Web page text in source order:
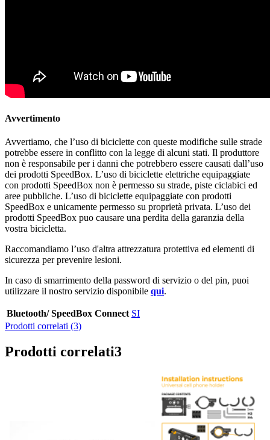
Avvertimento
Avvertiamo, che l’uso di biciclette con queste modifiche sulle strade
potrebbe essere in conflitto con la legge di alcuni stati. Il produttore
non è responsabile per i danni che potrebbero essere causati dall’uso
dei prodotti SpeedBox. L’uso di biciclette elettriche equipaggiate
con prodotti SpeedBox non è permesso su strade, piste ciclabici ed
aree pubbliche. L’uso di biciclette equipaggiate con prodotti
SpeedBox e unicamente permesso su proprietà privata. L’uso dei
prodotti SpeedBox puo causare una perdita della garanzia della
vostra bicicletta.
Raccomandiamo l’uso d'altra attrezzatura protettiva ed elementi di
sicurezza per prevenire lesioni.
In caso di smarrimento della password di servizio o del pin, puoi
utilizzare il nostro servizio disponibile qui.
Bluetooth/ SpeedBox Connect SI
Prodotti correlati (3)
Prodotti correlati3